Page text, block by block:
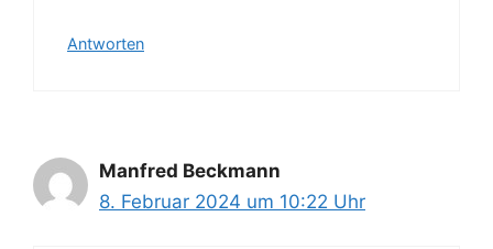
Antworten
Manfred Beckmann
8. Februar 2024 um 10:22 Uhr